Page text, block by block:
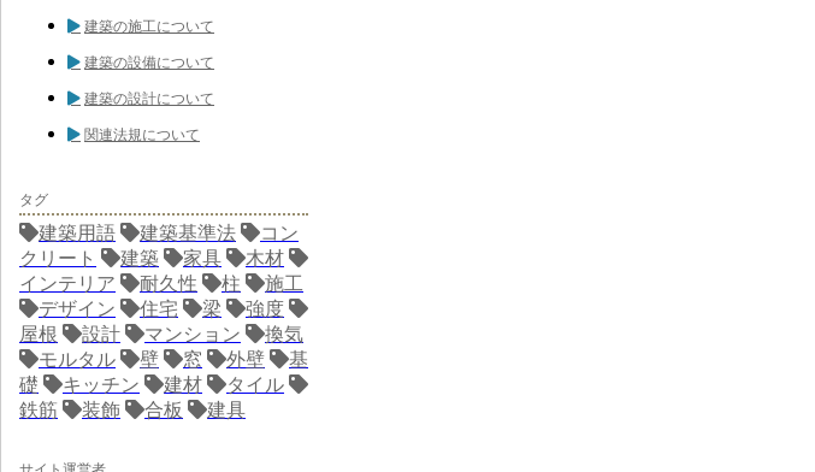
建築の施工について
建築の設備について
建築の設計について
関連法規について
タグ
建築用語 建築基準法
コン
クリート
建築 家具
木材
インテリア
耐久性 柱
施工
デザイン
住宅 梁
強度
屋根
設計 マンション
換気
モルタル
壁 窓 外壁
基
礎
キッチン 建材
タイル
鉄筋
装飾 合板 建具